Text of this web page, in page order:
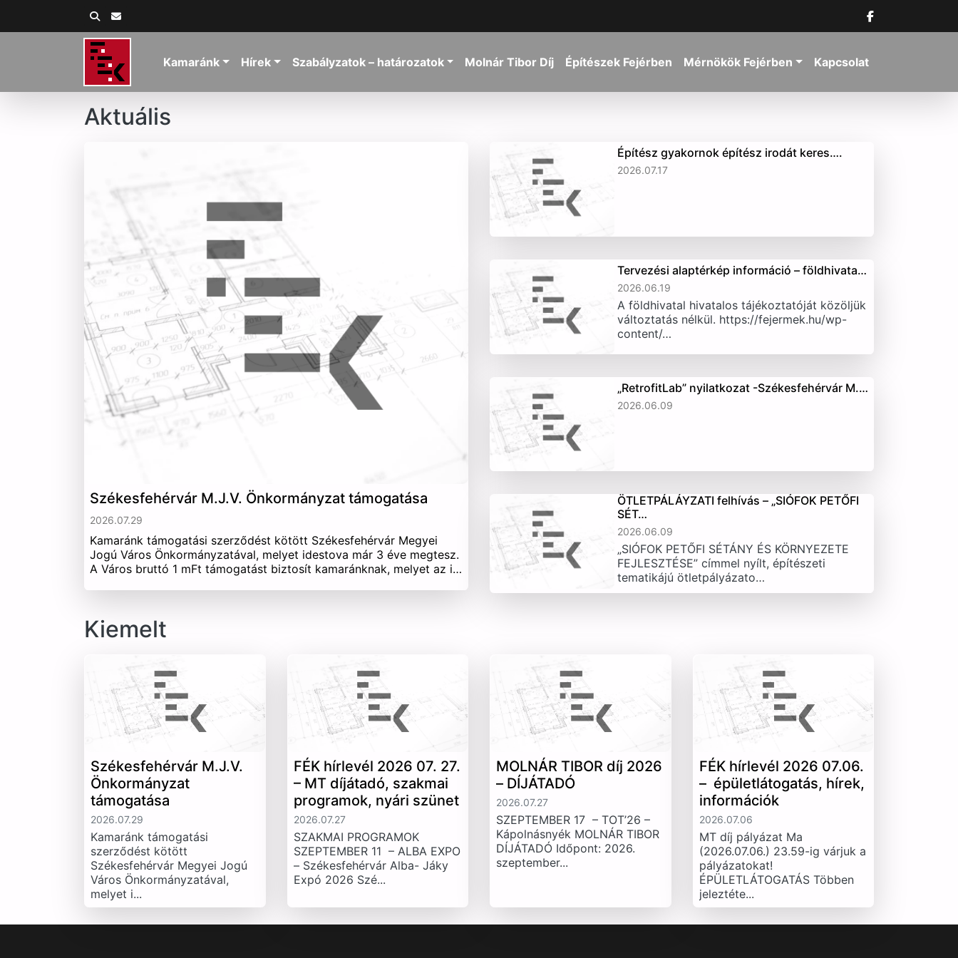
Kamaránk Hírek Szabályzatok – határozatok Molnár Tibor Díj Építészek Fejérben Mérnökök Fejérben Kapcsolat
Aktuális
Székesfehérvár M.J.V. Önkormányzat támogatása
2026.07.29
Kamaránk támogatási szerződést kötött Székesfehérvár Megyei
Jogú Város Önkormányzatával, melyet idestova már 3 éve megtesz.
A Város bruttó 1 mFt támogatást biztosít kamaránknak, melyet az i…
Építész gyakornok építész irodát keres….
2026.07.17
Tervezési alaptérkép információ – földhivata…
2026.06.19
A földhivatal hivatalos tájékoztatóját közöljük
változtatás nélkül. https://fejermek.hu/wp-
content/…
„RetrofitLab” nyilatkozat -Székesfehérvár M.…
2026.06.09
ÖTLETPÁLÁYZATI felhívás – „SIÓFOK PETŐFI
SÉT…
2026.06.09
„SIÓFOK PETŐFI SÉTÁNY ÉS KÖRNYEZETE
FEJLESZTÉSE” címmel nyílt, építészeti
tematikájú ötletpályázato…
Kiemelt
Székesfehérvár M.J.V.
Önkormányzat
támogatása
2026.07.29
Kamaránk támogatási
szerződést kötött
Székesfehérvár Megyei Jogú
Város Önkormányzatával,
melyet i...
FÉK hírlevél 2026 07. 27.
– MT díjátadó, szakmai
programok, nyári szünet
2026.07.27
SZAKMAI PROGRAMOK
SZEPTEMBER 11 – ALBA EXPO
– Székesfehérvár Alba- Jáky
Expó 2026 Szé...
MOLNÁR TIBOR díj 2026
– DÍJÁTADÓ
2026.07.27
SZEPTEMBER 17 – TOT’26 –
Kápolnásnyék MOLNÁR TIBOR
DÍJÁTADÓ Időpont: 2026.
szeptember...
FÉK hírlevél 2026 07.06.
– épületlátogatás, hírek,
információk
2026.07.06
MT díj pályázat Ma
(2026.07.06.) 23.59-ig várjuk a
pályázatokat!
ÉPÜLETLÁTOGATÁS Többen
jeleztéte...